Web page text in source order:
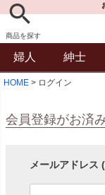
商品を探す
婦人 紳士
HOME ログイン
会員登録がお済
メールアドレス